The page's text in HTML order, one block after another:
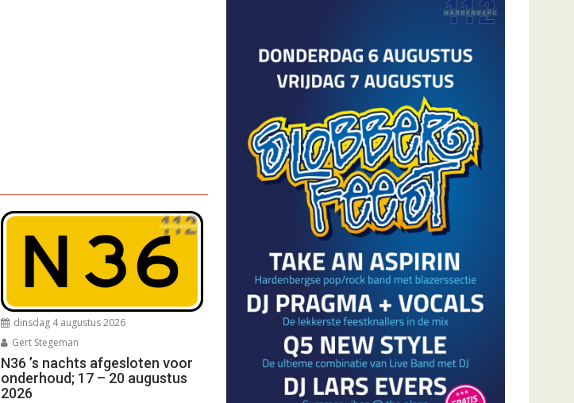
dinsdag 4 augustus 2026
Gert Stegeman
N36 ’s nachts afgesloten voor
onderhoud; 17 – 20 augustus
2026